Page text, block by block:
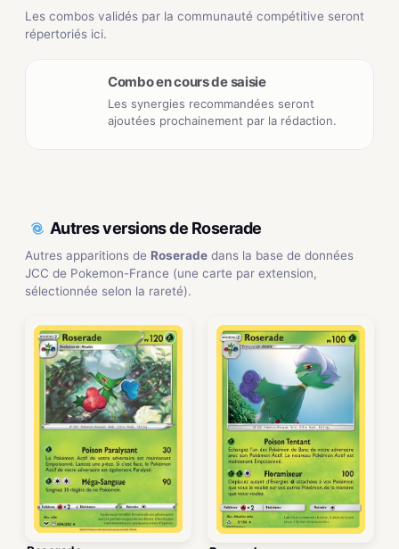
Les combos validés par la communauté compétitive seront
répertoriés ici.
Combo en cours de saisie
Les synergies recommandées seront
ajoutées prochainement par la rédaction.
Autres versions de Roserade
Autres apparitions de Roserade dans la base de données
JCC de Pokemon-France (une carte par extension,
sélectionnée selon la rareté).